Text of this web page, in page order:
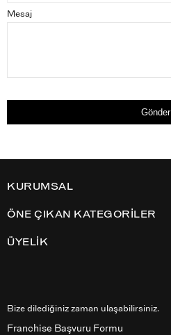
Mesaj
Gönder
KURUMSAL
ÖNE ÇIKAN KATEGORİLER
ÜYELİK
Bize dilediğiniz zaman ulaşabilirsiniz.
Franchise Başvuru Formu